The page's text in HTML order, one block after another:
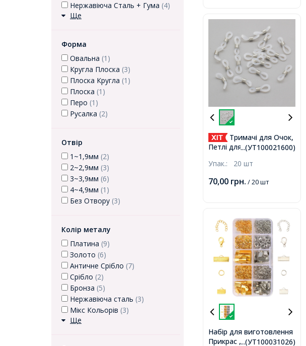
Нержавіюча Сталь + Гума (4)
Ще
Форма
Овальна (1)
Кругла Плоска (3)
Плоска Кругла (1)
Плоска (1)
Перо (1)
Русалка (2)
Отвір
1~1,9мм (2)
2~2,9мм (3)
3~3,9мм (6)
4~4,9мм (1)
Без Отвору (3)
Колір металу
Платина (9)
Золото (6)
Античне Срібло (7)
Срібло (2)
Бронза (5)
Нержавіюча сталь (3)
Мікс Кольорів (3)
Ще
...(УТ100021600)
Тримачі для Очок,
Петлі для Очок,
фурнітурою, Колір:
6мм, Отвір 2мм,
Упак.: 20 шт
70,00 грн. / 20 шт
...(УТ100031026)
Набір для виготовлення
Прикрас , Залізо і Сплав,